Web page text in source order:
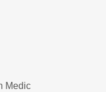
Medic